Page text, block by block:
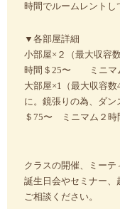
時間でルームレントし
▼各部屋詳細
小部屋×２（最大収容
時間＄25〜 ミニマ
大部屋×1（最大収容
に。鏡張りの為、ダ
＄75〜 ミニマム２時
クラスの開催、ミー
誕生日会やセミナー、
ご相談ください。